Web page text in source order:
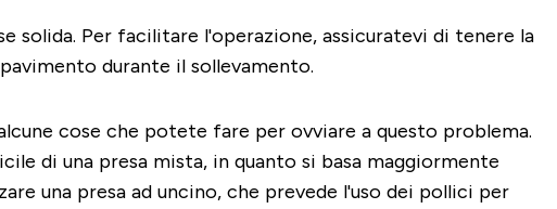
solida. Per facilitare l'operazione, assicuratevi di tenere la
durante il sollevamento.
cose che potete fare per ovviare a questo problema.
di una presa mista, in quanto si basa maggiormente
una presa ad uncino, che prevede l'uso dei pollici per